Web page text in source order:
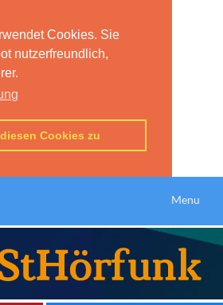
Cookies. Sie
nutzerfreundlich,
Cookies zu
Menu